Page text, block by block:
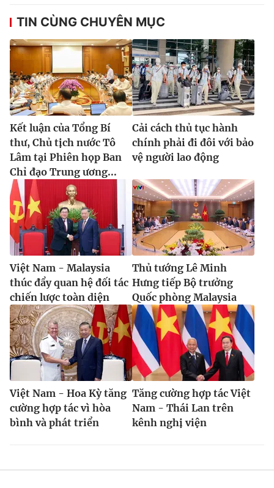
TIN CÙNG CHUYÊN MỤC
Kết luận của Tổng Bí
thư, Chủ tịch nước Tô
Lâm tại Phiên họp Ban
Chỉ đạo Trung ương...
Cải cách thủ tục hành
chính phải đi đôi với bảo
vệ người lao động
Việt Nam - Malaysia
thúc đẩy quan hệ đối tác
chiến lược toàn diện
Thủ tướng Lê Minh
Hưng tiếp Bộ trưởng
Quốc phòng Malaysia
Việt Nam - Hoa Kỳ tăng
cường hợp tác vì hòa
bình và phát triển
Tăng cường hợp tác Việt
Nam - Thái Lan trên
kênh nghị viện